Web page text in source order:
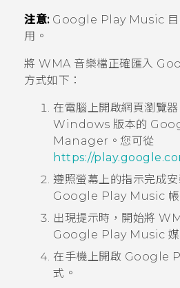
注意: Google Play Music
用。
將 WMA 音樂檔正確匯入
方式如下：
在電腦上開啟網頁瀏覽
Windows 版本的
Manager 。您可從
https://
遵照螢幕上的指示完成
Google Play Music
出現提示時，開始將
Google Play Music
在手機上開啟 Google
式。